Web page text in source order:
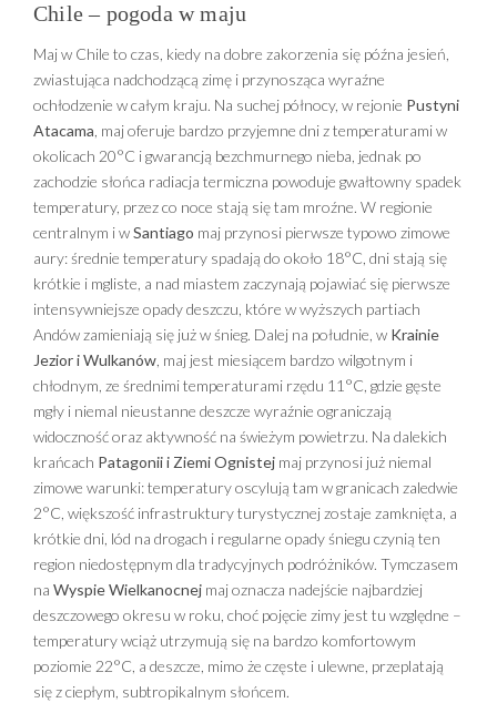
Chile – pogoda w maju
Maj w Chile to czas, kiedy na dobre zakorzenia się późna jesień,
zwiastująca nadchodzącą zimę i przynosząca wyraźne
ochłodzenie w całym kraju. Na suchej północy, w rejonie Pustyni
Atacama , maj oferuje bardzo przyjemne dni z temperaturami w
okolicach 20°C i gwarancją bezchmurnego nieba, jednak po
zachodzie słońca radiacja termiczna powoduje gwałtowny spadek
temperatury, przez co noce stają się tam mroźne. W regionie
centralnym i wSantiago maj przynosi pierwsze typowo zimowe
aury: średnie temperatury spadają do około 18°C, dni stają się
krótkie i mgliste, a nad miastem zaczynają pojawiać się pierwsze
intensywniejsze opady deszczu, które w wyższych partiach
Andów zamieniają się już w śnieg. Dalej na południe, w Krainie
Jezior i Wulkanów , maj jest miesiącem bardzo wilgotnym i
chłodnym, ze średnimi temperaturami rzędu 11°C, gdzie gęste
mgły i niemal nieustanne deszcze wyraźnie ograniczają
widoczność oraz aktywność na świeżym powietrzu. Na dalekich
krańcach Patagonii i Ziemi Ognistej maj przynosi już niemal
zimowe warunki: temperatury oscylują tam w granicach zaledwie
2°C, większość infrastruktury turystycznej zostaje zamknięta, a
krótkie dni, lód na drogach i regularne opady śniegu czynią ten
region niedostępnym dla tradycyjnych podróżników. Tymczasem
na Wyspie Wielkanocnej maj oznacza nadejście najbardziej
deszczowego okresu w roku, choć pojęcie zimy jest tu względne –
temperatury wciąż utrzymują się na bardzo komfortowym
poziomie 22°C, a deszcze, mimo że częste i ulewne, przeplatają
się z ciepłym, subtropikalnym słońcem.